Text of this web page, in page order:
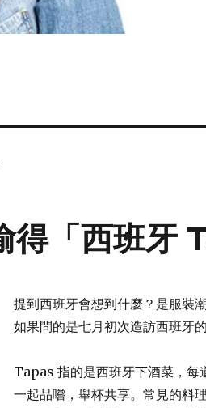
得「西班牙
提到西班牙會想到什麼？是服裝
如果問的是七月初次造訪西班牙
Tapas 指的是西班牙下酒菜，每
一起品嚐，舉杯共享。常見的料